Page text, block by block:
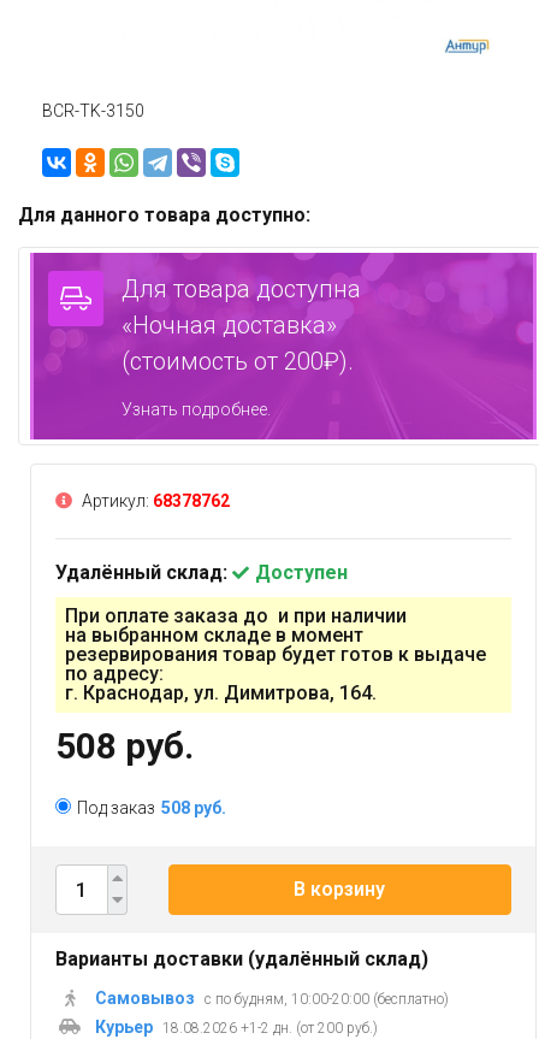
BCR-TK-3150
Для данного товара доступно:
Для товара доступна
«Ночная доставка»
(стоимость от 200₽).
Узнать подробнее.
Артикул: 68378762
Удалённый склад:
Доступен
При оплате заказа до и при наличии
на выбранном складе в момент
резервирования товар будет готов к выдаче
по адресу:
г. Краснодар, ул. Димитрова, 164.
508 руб.
Под заказ 508 руб.
В корзину
Варианты доставки (удалённый склад)
Самовывоз с по будням, 10:00-20:00 (бесплатно)
Курьер 18.08.2026 +1-2 дн. (от 200 руб.)